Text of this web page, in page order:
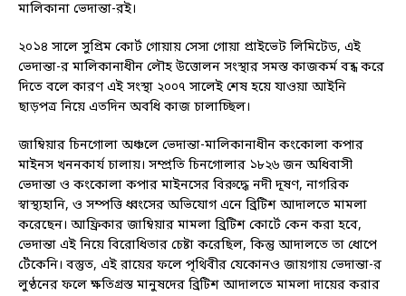
মালিকানা ভেদান্তা-রই।
২০১৪ সালে সুপ্রিম কোর্ট গোয়ায় সেসা গোয়া প্রাইভেট লিমিটেড, এই
ভেদান্তা-র মালিকানাধীন লৌহ উত্তোলন সংস্থার সমস্ত কাজকর্ম বন্ধ করে
দিতে বলে কারণ এই সংস্থা ২০০৭ সালেই শেষ হয়ে যাওয়া আইনি
ছাড়পত্র নিয়ে এতদিন অবধি কাজ চালাচ্ছিল।
জাম্বিয়ার চিনগোলা অঞ্চলে ভেদান্তা-মালিকানাধীন কংকোলা কপার
মাইনস খননকার্য চালায়। সম্প্রতি চিনগোলার ১৮২৬ জন অধিবাসী
ভেদান্তা ও কংকোলা কপার মাইনসের বিরুদ্ধে নদী দূষণ, নাগরিক
স্বাস্থ্যহানি, ও সম্পত্তি ধ্বংসের অভিযোগ এনে ব্রিটিশ আদালতে মামলা
করেছেন। আফ্রিকার জাম্বিয়ার মামলা ব্রিটিশ কোর্টে কেন করা হবে,
ভেদান্তা এই নিয়ে বিরোধিতার চেষ্টা করেছিল, কিন্তু আদালতে তা ধোপে
টেঁকেনি। বস্তুত, এই রায়ের ফলে পৃথিবীর যেকোনও জায়গায় ভেদান্তা-র
লুণ্ঠনের ফলে ক্ষতিগ্রস্ত মানুষদের ব্রিটিশ আদালতে মামলা দায়ের করার